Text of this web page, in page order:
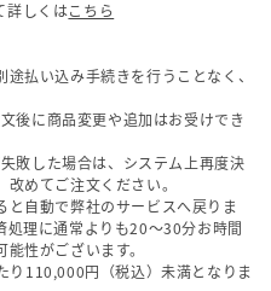
詳しくはこちら
払い込み手続きを行うことなく、
後に商品変更や追加はお受けでき
敗した場合は、システム上再度決
めてご注文ください。
と自動で弊社のサービスへ戻りま
処理に通常よりも20～30分お時間
性がございます。
り110,000円（税込）未満となりま